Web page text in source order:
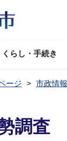
くらし・手続き
ージ 市政情報
調査